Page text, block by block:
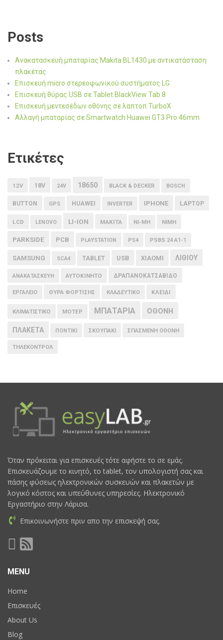
Posts
Ανακατασκευή μπαταρίας Makita BL1430 με αντικατάσταση
πλακέτας
Επισκευή micro στερεοφωνικού συστήματος LG
Επισκευή θύρας USB σε Tablet BlackView Tab 8
Επισκευή μεντεσέδων οθόνης σε λαπτοπ TurboX
Αλλαγή μπαταρίας σε Smartwatch Huawei GT3 Pro 46mm
Ετικέτες
12V 18V 24V 18650 BLACK & DECKER BOSCH
BUTTON GPS HUAWEI INVERTER IPHONE LAPTOP
LCD LENOVO LI-ION MAKITA NI-MH NIMH
PARKSIDE PCB PLAYSTATION PS4 PSBS 24 A1-1
SAMSUNG SCA4 TABLET USB XIAOMI ΛΙΘΙΟΥ
ΑΝΑΚΑΤΑΣΚΕΥΗ ΑΥΤΟΚΙΝΗΤΟ ΔΡΑΠΑΝΟΚΑΤΣΑΒΙΔΟ
ΕΡΓΑΛΕΙΟ ΘΥΡΑ ΦΟΡΤΙΣΗΣ ΚΛΑΔΕΥΤΙΚΟ ΚΛΕΙΔΙ
ΚΛΙΜΑΤΙΣΤΙΚΟ ΜΟΤΕΡ ΜΠΑΤΑΡΙΑ ΟΘΟΝΗ
ΠΛΑΚΕΤΑ ΠΟΝΤΙΚΙ ΣΚΟΥΠΑΚΙ ΣΠΑΣΜΕΝΗ ΟΘΟΝΗ
ΤΗΛΕΚΟΝΤΡΟΛ
Όταν πρόκειται για επισκευές τότε αφήστε το σε εμάς.
Επισκευάζουμε το κινητό, το tablet, τον υπολογιστή σας και
πάσης φύσεως ηλεκτρονικών συσκευών και πλακετών με
λογικό κόστος και υπεύθυνες υπηρεσίες. Ηλεκτρονικό
Εργαστήριο στην Λάρισα.
Επικοινωνήστε πριν απο την επισκεψή σας.
MENU
Home
Επισκευές
About Us
Blog